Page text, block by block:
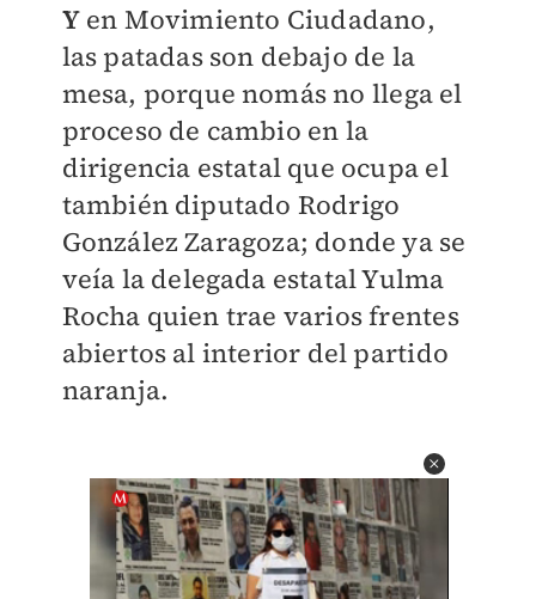
Yen Movimiento Ciudadano,
las patadas son debajo de la
mesa, porque nomás no llega el
proceso de cambio en la
dirigencia estatal que ocupa el
también diputado Rodrigo
González Zaragoza; donde ya se
veía la delegada estatal Yulma
Rocha quien trae varios frentes
abiertos al interior del partido
naranja.